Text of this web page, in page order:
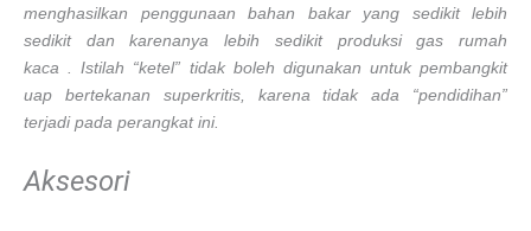
menghasilkan penggunaan bahan bakar yang sedikit lebih
sedikit dan karenanya lebih sedikit produksi gas rumah
kaca . Istilah “ketel” tidak boleh digunakan untuk pembangkit
uap bertekanan superkritis, karena tidak ada “pendidihan”
terjadi pada perangkat ini.
Aksesori